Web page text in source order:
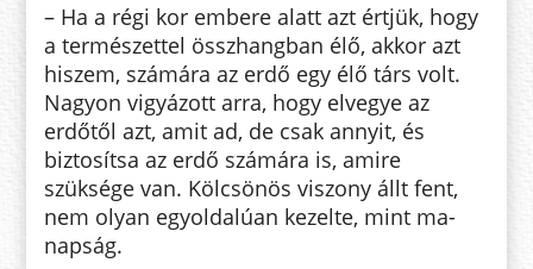
– Ha a régi kor embere alatt azt értjük, hogy
a természettel össz­hang­ban élő, akkor azt
hiszem, szá­má­ra az erdő egy élő társ volt.
Na­gyon vigyázott arra, hogy elvegye az
erdőtől azt, amit ad, de csak annyit, és
biztosítsa az erdő számára is, ami­re
szüksége van. Kölcsönös viszony állt fent,
nem olyan egy­­ol­­dalúan kezelte, mint ma­
napság.